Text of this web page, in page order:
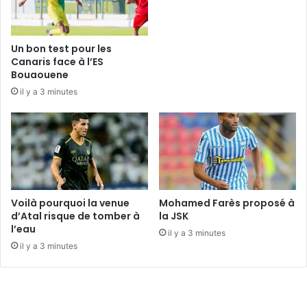
Un bon test pour les
Canaris face à l’ES
Bouaouene
il y a 3 minutes
Voilà pourquoi la venue
d’Atal risque de tomber à
l’eau
il y a 3 minutes
Mohamed Farès proposé à
la JSK
il y a 3 minutes